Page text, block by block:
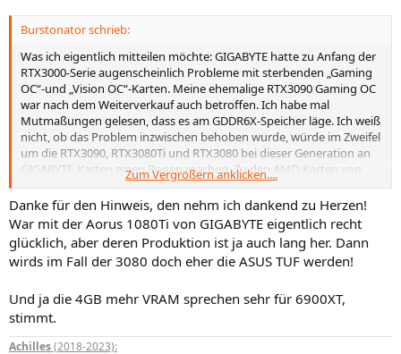
Burstonator schrieb:
Was ich eigentlich mitteilen möchte: GIGABYTE hatte zu Anfang der
RTX3000-Serie augenscheinlich Probleme mit sterbenden „Gaming
OC“-und „Vision OC“-Karten. Meine ehemalige RTX3090 Gaming OC
war nach dem Weiterverkauf auch betroffen. Ich habe mal
Mutmaßungen gelesen, dass es am GDDR6X-Speicher läge. Ich weiß
nicht, ob das Problem inzwischen behoben wurde, würde im Zweifel
um die RTX3090, RTX3080Ti und RTX3080 bei dieser Generation an
GIGABYTE-Karten einen Bogen machen. Zu den AMD-Karten von
GIGABYTE habe ich nichts negatives im Hinblick auf die Haltbarkeit
gehört.
https://www.reddit.com/r/gigabyte/comments/n41tfs/6_month_ol
d_rtx_3080_gaming_oc_dead_and_no/
https://forums.tomshardware.com/threads/is-my-3080-ti-
dead.3734376/
Zum Vergrößern anklicken....
Danke für den Hinweis, den nehm ich dankend zu Herzen!
War mit der Aorus 1080Ti von GIGABYTE eigentlich recht
glücklich, aber deren Produktion ist ja auch lang her. Dann
wirds im Fall der 3080 doch eher die ASUS TUF werden!
Und ja die 4GB mehr VRAM sprechen sehr für 6900XT,
stimmt.
Achilles(2018-2023):